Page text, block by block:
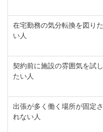
在宅勤務の気分転換を図りた
い人
契約前に施設の雰囲気を試し
たい人
出張が多く働く場所が固定さ
れない人